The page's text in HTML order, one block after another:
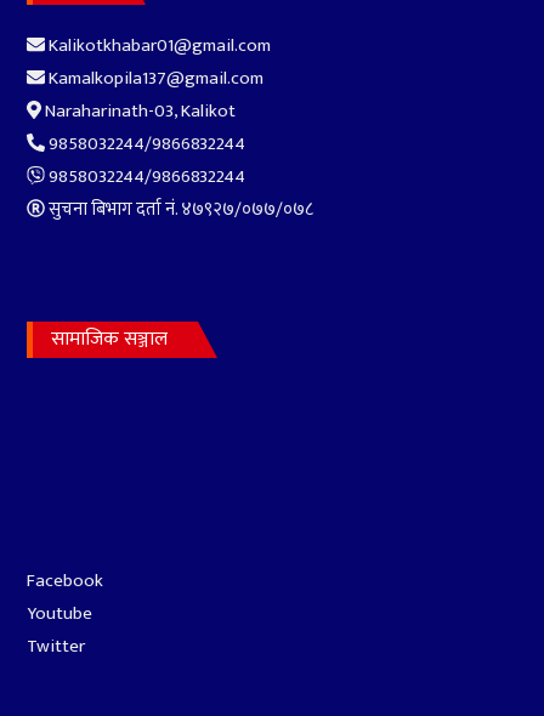
Kalikotkhabar01@gmail.com
Kamalkopila137@gmail.com
Naraharinath-03, Kalikot
9858032244/9866832244
9858032244/9866832244
सुचना बिभाग दर्ता नं. ४७९२७‍/०७७/०७८
सामाजिक सञ्जाल
Facebook
Youtube
Twitter